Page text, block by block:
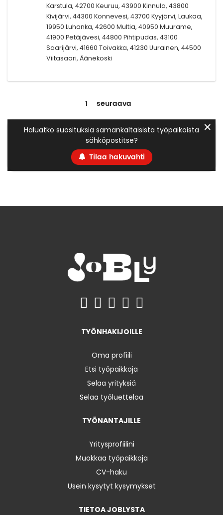
Karstula, 42700 Keuruu, 43900 Kinnula, 43800
Kivijärvi, 44300 Konnevesi, 43700 Kyyjärvi, Laukaa,
19950 Luhanka, 42600 Multia, 40950 Muurame,
41900 Petäjävesi, 44800 Pihtipudas, 43100
Saarijärvi, 41660 Toivakka, 41230 Uurainen, 44500
Viitasaari, Äänekoski
1 seuraava
Haluatko suosituksia samankaltaisista työpaikoista
sähköpostitse?
Tilaa hakuvahti
✕
TYÖNHAKIJOILLE
Oma profiili
Etsi työpaikkoja
Selaa yrityksiä
Selaa työluetteloa
TYÖNANTAJILLE
Yritysprofiilini
Muokkaa työpaikkoja
CV-haku
Usein kysytyt kysymykset
TIETOA JOBLYSTA